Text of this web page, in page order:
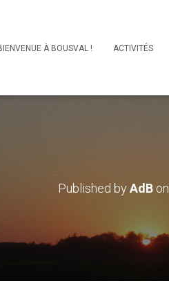
À BOUSVAL ! ACTIVITÉS
Published byAdBon